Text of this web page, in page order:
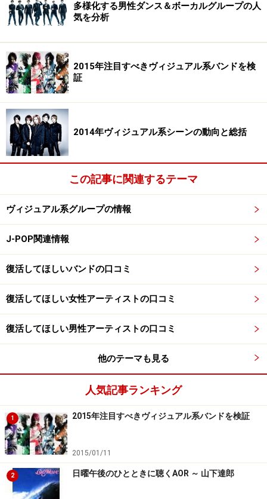
多様化する男性ダンス＆ボーカルグループの人
気を分析
2015年注目すべきヴィジュアル系バンドを検
証
2014年ヴィジュアル系シーンの動向と総括
この記事に関連するテーマ
ヴィジュアル系グループの情報
J-POP関連情報
復活してほしいバンドの口コミ
復活してほしい女性アーティストの口コミ
復活してほしい男性アーティストの口コミ
他のテーマも見る
人気記事ランキング
1 2015年注目すべきヴィジュアル系バンドを検証
2015/01/11
2 日曜午後のひとときに聴くAOR ～ 山下達郎